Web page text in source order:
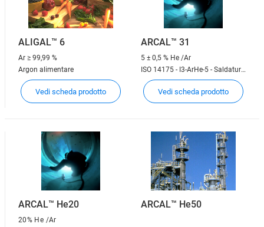
ALIGAL™ 6
Ar ≥ 99,99 %
Argon alimentare
Vedi scheda prodotto
ARCAL™ 31
5 ± 0,5 % He /Ar
ISO 14175 - I3-ArHe-5 - Saldatura
TIG
Vedi scheda prodotto
ARCAL™ He20
20% He /Ar
ARCAL™ He50